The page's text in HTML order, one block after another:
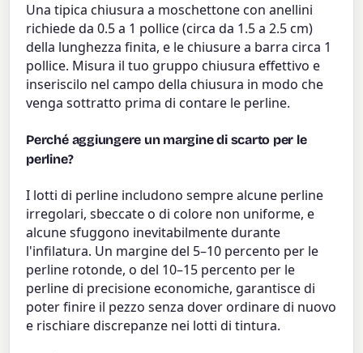
Una tipica chiusura a moschettone con anellini
richiede da 0.5 a 1 pollice (circa da 1.5 a 2.5 cm)
della lunghezza finita, e le chiusure a barra circa 1
pollice. Misura il tuo gruppo chiusura effettivo e
inseriscilo nel campo della chiusura in modo che
venga sottratto prima di contare le perline.
Perché aggiungere un margine di scarto per le
perline?
I lotti di perline includono sempre alcune perline
irregolari, sbeccate o di colore non uniforme, e
alcune sfuggono inevitabilmente durante
l'infilatura. Un margine del 5–10 percento per le
perline rotonde, o del 10–15 percento per le
perline di precisione economiche, garantisce di
poter finire il pezzo senza dover ordinare di nuovo
e rischiare discrepanze nei lotti di tintura.